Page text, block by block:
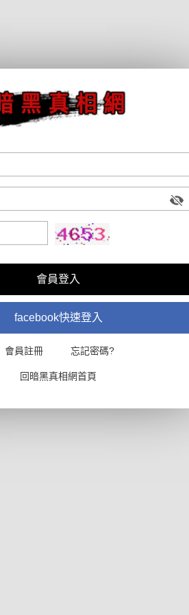
會員登入
facebook快速登入
會員註冊 忘記密碼?
回暗黑真相網首頁